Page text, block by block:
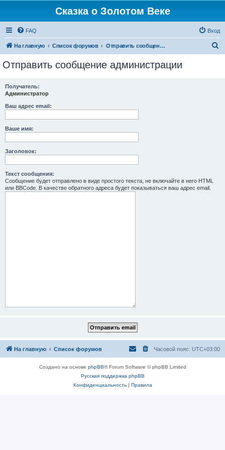
Сказка о Золотом Веке
FAQ Вход
На главную Список форумов Отправить сообщение администрации
Отправить сообщение администрации
Получатель:
Администратор
Ваш адрес email:
Ваше имя:
Заголовок:
Текст сообщения:
Сообщение будет отправлено в виде простого текста, не включайте в него HTML
или BBCode. В качестве обратного адреса будет показываться ваш адрес email.
На главную Список форумов Часовой пояс: UTC+03:00
Создано на основе phpBB® Forum Software © phpBB Limited
Русская поддержка phpBB
Конфиденциальность| Правила